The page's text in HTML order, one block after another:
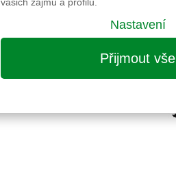
Nastavení
Přijmout vše